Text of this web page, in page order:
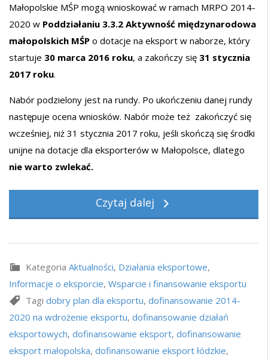
Małopolskie MŚP mogą wnioskować w ramach MRPO 2014-
2020 w Poddziałaniu 3.3.2 Aktywność międzynarodowa
małopolskich MŚP o dotacje na eksport w naborze, który
startuje 30 marca 2016 roku, a zakończy się 31 stycznia
2017 roku.
Nabór podzielony jest na rundy. Po ukończeniu danej rundy
następuje ocena wniosków. Nabór może też zakończyć się
wcześniej, niż 31 stycznia 2017 roku, jeśli skończą się środki
unijne na dotacje dla eksporterów w Małopolsce, dlatego
nie warto zwlekać.
Czytaj dalej
Kategoria Aktualności, Działania eksportowe,
Informacje o eksporcie, Wsparcie i finansowanie eksportu
Tagi dobry plan dla eksportu, dofinansowanie 2014-
2020 na wdrożenie eksportu, dofinansowanie działań
eksportowych, dofinansowanie eksport, dofinansowanie
eksport małopolska, dofinansowanie eksport łódzkie,